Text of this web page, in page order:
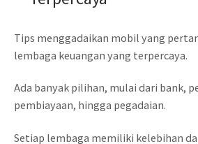
Tips menggadaikan mobil yang
lembaga keuangan yang terpercaya.
Ada banyak pilihan, mulai dari bank,
pembiayaan, hingga pegadaian.
Setiap lembaga memiliki kelebihan